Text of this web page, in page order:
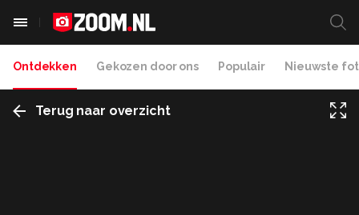
Ontdekken Gekozen door ons Populair Nieuwste
Terug naar overzicht